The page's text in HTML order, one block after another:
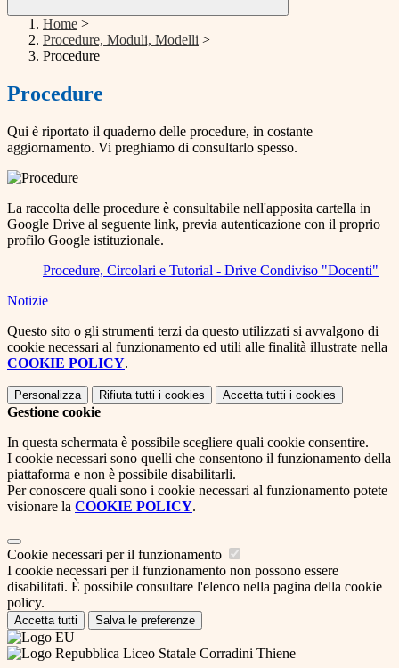
Home >
Procedure, Moduli, Modelli >
Procedure
Procedure
Qui è riportato il quaderno delle procedure, in costante
aggiornamento. Vi preghiamo di consultarlo spesso.
La raccolta delle procedure è consultabile nell'apposita cartella in
Google Drive al seguente link, previa autenticazione con il proprio
profilo Google istituzionale.
Procedure, Circolari e Tutorial - Drive Condiviso "Docenti"
Notizie
Questo sito o gli strumenti terzi da questo utilizzati si avvalgono di
cookie necessari al funzionamento ed utili alle finalità illustrate nella
COOKIE POLICY.
Personalizza Rifiuta tutti i cookies Accetta tutti i cookies
Gestione cookie
In questa schermata è possibile scegliere quali cookie consentire.
I cookie necessari sono quelli che consentono il funzionamento della
piattaforma e non è possibile disabilitarli.
Per conoscere quali sono i cookie necessari al funzionamento potete
visionare la COOKIE POLICY.
Cookie necessari per il funzionamento
I cookie necessari per il funzionamento non possono essere
disabilitati. È possibile consultare l'elenco nella pagina della cookie
policy.
Accetta tutti Salva le preferenze
Liceo Statale Corradini Thiene